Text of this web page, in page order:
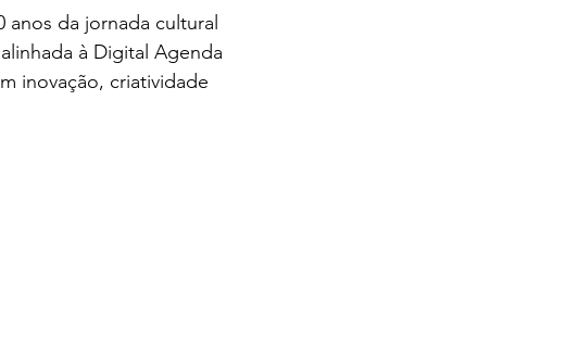
da jornada cultural
à Digital Agenda
inovação, criatividade